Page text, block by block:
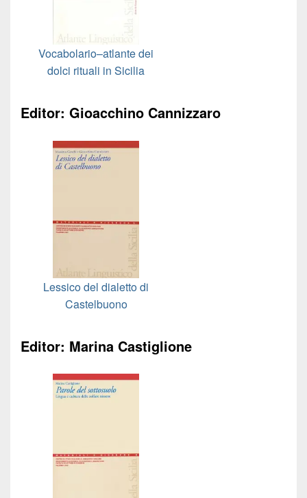
Vocabolario–atlante dei
dolci rituali in Sicilia
Editor: Gioacchino Cannizzaro
Lessico del dialetto di
Castelbuono
Editor: Marina Castiglione